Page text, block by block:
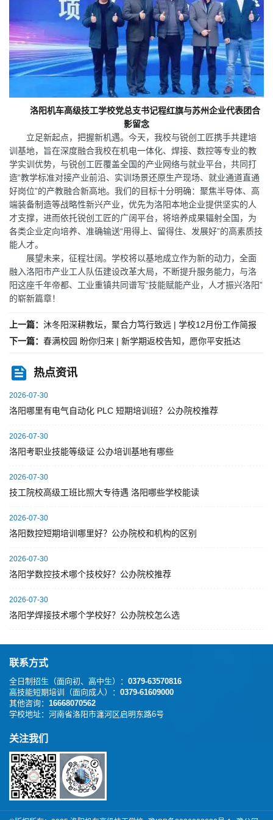
洛阳机车高级技工学校党总支书记程红旗与苏州企业代表团合
影留念
立足新起点，把握新机遇。今天，我校与锐创工匠携手共建培
训基地，旨在深度融合我校在机电一体化、焊接、数控等专业的教
学实训优势，与锐创工匠覆盖全国的产业网络与就业平台，共同打
造“教学标准对接产业前沿、实训场景还原生产现场、就业通道直通
好岗位”的产教融合新高地。我们的目标十分明确：聚焦半导体、高
端装备制造等战略性新兴产业，优先为洛阳本地企业提供坚实的人
才支撑，进而依托锐创工匠的广阔平台，将培养成果辐射全国，为
各类企业定向培养、准确输送“用得上、留得住、发展好”的高素质技
能人才。
展望未来，征程壮阔。学校将以基地成立作为新的动力，全面
融入洛阳市产业工人队伍建设改革大局，不断提升服务能力，与洛
阳这座千年帝都、工业重镇共同谱写“技能赋能产业，人才振兴洛阳”
的崭新篇章！
上一篇： 沐冬阳深耕教坛，聚合力笃行致远 | 学校12月份工作简报
下一篇： 春满校园 盼你归来 | 新学期返校告知，愿你平安抵达
热点资讯
2026-07-30
洛阳哪里有电气自动化 PLC 短期培训班？公办院校推荐
2026-07-30
洛阳考职业技能等级证 公办培训基地有哪些
2026-07-30
技工院校高级工班比照大专待遇 洛阳哪些学校能读
2026-07-30
洛阳数控短期培训哪里好？公办院校和机构的区别
2026-07-30
洛阳学数控技术哪个技校好？公办院校推荐
2026-07-30
洛阳学焊接技术哪个学校好？公办院校怎么选
联系方式
全日制招生（面向初、高中生）： 0379-63570816
高技能短期培训（面向成人）： 0379-61609000
其他咨询： 16668070562
学校地址： 河南省洛阳市瀍河区启明东路6号
关注我们